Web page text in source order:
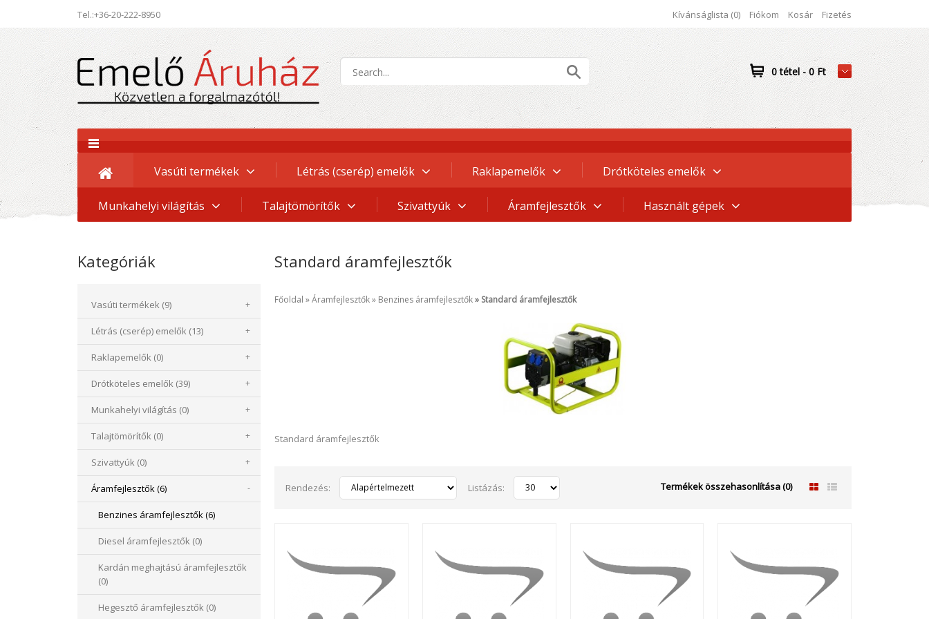
Tel.:+36-20-222-8950 Kívánságlista (0) Fiókom Kosár Fizetés
0 tétel - 0 Ft
Vasúti termékek Létrás (cserép) emelők Raklapemelők Drótköteles emelők
Munkahelyi világítás Talajtömörítők Szivattyúk Áramfejlesztők Használt gépek
Kategóriák
Vasúti termékek (9) +
Létrás (cserép) emelők (13) +
Raklapemelők (0) +
Drótköteles emelők (39) +
Munkahelyi világítás (0) +
Talajtömörítők (0) +
Szivattyúk (0) +
Áramfejlesztők (6) -
Benzines áramfejlesztők (6)
Diesel áramfejlesztők (0)
Kardán meghajtású áramfejlesztők
(0)
Hegesztő áramfejlesztők (0)
Standard áramfejlesztők
Főoldal Áramfejlesztők Benzines áramfejlesztők Standard áramfejlesztők
Standard áramfejlesztők
Termékek összehasonlítása (0)
Rendezés: Listázás:
T33
T33 standard áramfejlesztő.. Kosárba
Add to compare